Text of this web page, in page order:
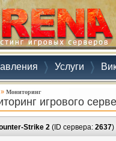
Услуги
» Мониторинг
игрового
Strike 2 (ID сервера: 2637)